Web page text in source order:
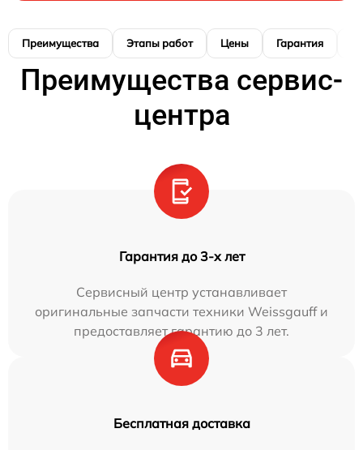
Преимущества Этапы работ Цены Гарантия
Преимущества сервис-
центра
Гарантия до 3-х лет
Сервисный центр устанавливает
оригинальные запчасти техники Weissgauff и
предоставляет гарантию до 3 лет.
Бесплатная доставка